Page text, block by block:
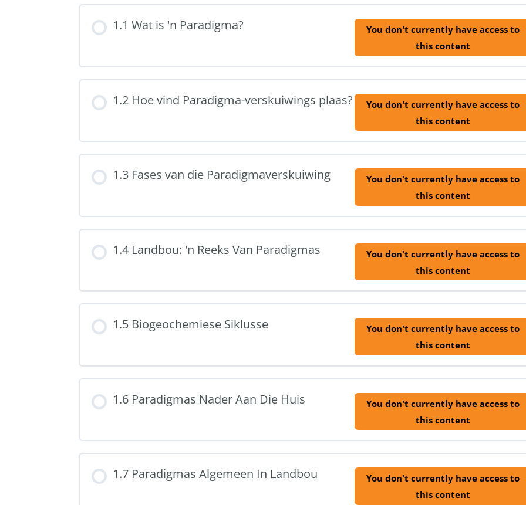
1.1 Wat is 'n Paradigma?
You don't currently have access to
this content
1.2 Hoe vind Paradigma-verskuiwings plaas?
You don't currently have access to
this content
1.3 Fases van die Paradigmaverskuiwing
You don't currently have access to
this content
1.4 Landbou: 'n Reeks Van Paradigmas
You don't currently have access to
this content
1.5 Biogeochemiese Siklusse
You don't currently have access to
this content
1.6 Paradigmas Nader Aan Die Huis
You don't currently have access to
this content
1.7 Paradigmas Algemeen In Landbou
You don't currently have access to
this content